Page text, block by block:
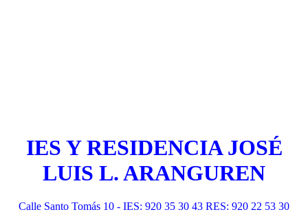
IES Y RESIDENCIA JOSÉ
LUIS L. ARANGUREN
Calle Santo Tomás 10 - IES: 920 35 30 43 RES: 920 22 53 30